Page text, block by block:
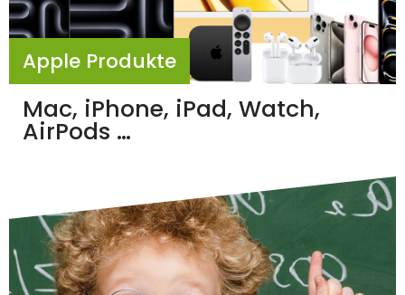
Apple Produkte
Mac, iPhone, iPad, Watch,
AirPods …